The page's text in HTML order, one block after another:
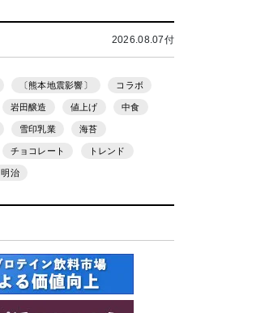
2026.08.07付
〔熊本地震影響〕 コラボ
岩田醸造 値上げ 中食
雪印乳業 海苔
チョコレート トレンド
明治